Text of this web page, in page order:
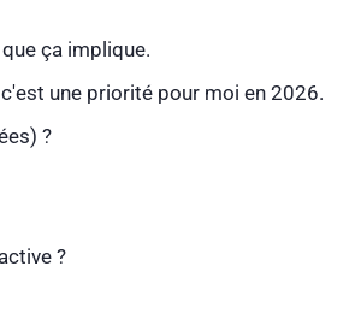
ça implique.
c'est une priorité pour moi en 2026.
?
?